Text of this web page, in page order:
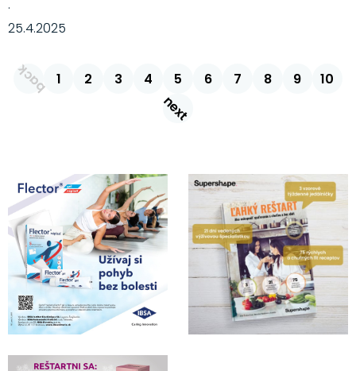
·
25.4.2025
back 1 2 3 4 5 6 7 8 9 10
next